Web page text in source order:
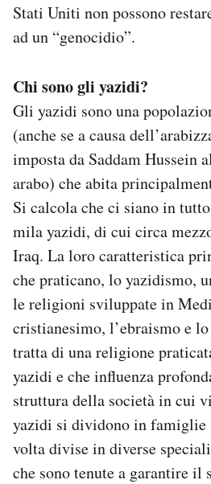
Stati Uniti non possono
ad un “genocidio”.
Chi sono gli yazidi?
Gli yazidi sono una
(anche se a causa
imposta da Saddam Hussein
arabo) che abita
Si calcola che ci siano in
mila yazidi, di cui circa
Iraq. La loro caratteristica
che praticano, lo yazidismo,
le religioni sviluppate in
cristianesimo, l’ebraismo e
tratta di una religione
yazidi e che influenza
struttura della società in cui
yazidi si dividono in famiglie
volta divise in diverse
che sono tenute a garantire il